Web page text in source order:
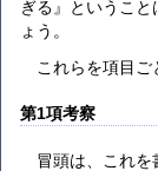
ぎる』というこ
ょう。
これらを項目ご
第1項考察
冒頭は、これを